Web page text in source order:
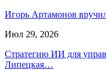
Игорь Артамонов
Июл 29, 2026
Стратегию ИИ для
Липецкая…